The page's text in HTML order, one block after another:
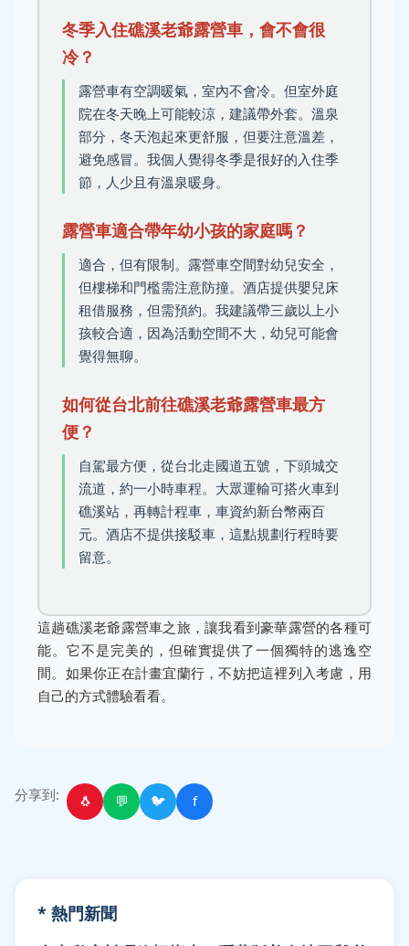
冬季入住礁溪老爺露營車，會不會很
冷？
露營車有空調暖氣，室內不會冷。但室外庭
院在冬天晚上可能較涼，建議帶外套。溫泉
部分，冬天泡起來更舒服，但要注意溫差，
避免感冒。我個人覺得冬季是很好的入住季
節，人少且有溫泉暖身。
露營車適合帶年幼小孩的家庭嗎？
適合，但有限制。露營車空間對幼兒安全，
但樓梯和門檻需注意防撞。酒店提供嬰兒床
租借服務，但需預約。我建議帶三歲以上小
孩較合適，因為活動空間不大，幼兒可能會
覺得無聊。
如何從台北前往礁溪老爺露營車最方
便？
自駕最方便，從台北走國道五號，下頭城交
流道，約一小時車程。大眾運輸可搭火車到
礁溪站，再轉計程車，車資約新台幣兩百
元。酒店不提供接駁車，這點規劃行程時要
留意。
這趟礁溪老爺露營車之旅，讓我看到豪華露營的各種可
能。它不是完美的，但確實提供了一個獨特的逃逸空
間。如果你正在計畫宜蘭行，不妨把這裡列入考慮，用
自己的方式體驗看看。
分享到: 🐧 💬 🐦 f
* 熱門新聞